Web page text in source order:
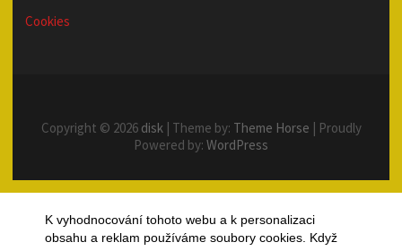
Cookies
Copyright © 2026 disk| Theme by: Theme Horse | Proudly
Powered by: WordPress
K vyhodnocování tohoto webu a k personalizaci
obsahu a reklam používáme soubory cookies. Když